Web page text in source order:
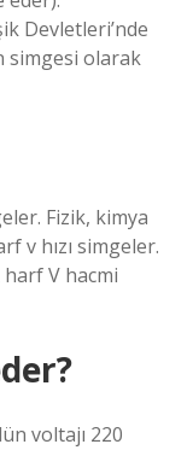
Devletleri’nde
simgesi olarak
Fizik, kimya
v hızı simgeler.
V hacmi
voltajı 220